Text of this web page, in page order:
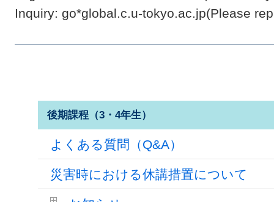
Inquiry: go*global.c.u-tokyo.ac.jp(Please
後期課程（3・4年生）
よくある質問（Q&A）
災害時における休講措置について